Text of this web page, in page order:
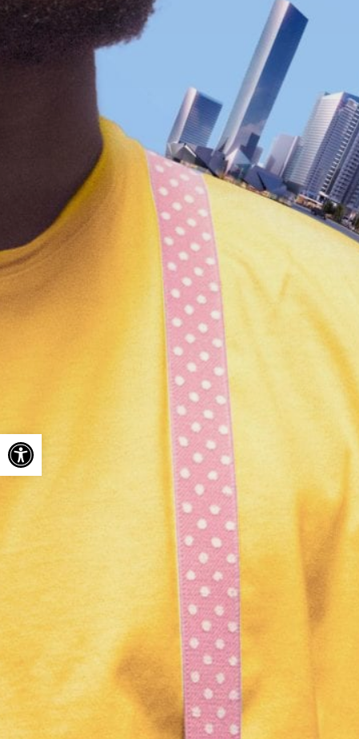
Ouvrir la barre d’outils